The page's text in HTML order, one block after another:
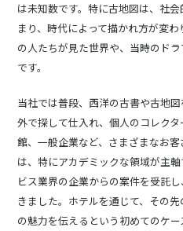
は未知数です。特に古地図は、社
まり、時代によって描かれ方が変
の人たちが見た世界や、当時のド
です。
当社では普段、西洋の古書や古地
外で探して仕入れ、個人のコレク
館、一般企業など、さまざまなお
は、特にアカデミックな領域が主
ビス業界の企業からの案件を受託
きました。ホテルを通じて、その
の魅力を伝えるという初めてのケ